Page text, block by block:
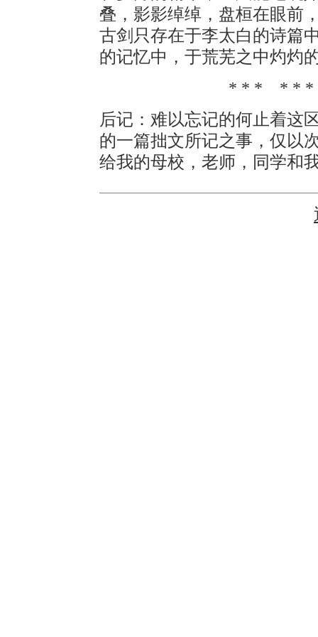
叠，影影绰绰，盘桓在眼前
古剑只存在于李太白的诗篇
的记忆中，于荒芜之中灼灼
* * * * *
后记：难以忘记的何止着这
的一篇拙文所记之事，仅以
给我的母校，老师，同学和